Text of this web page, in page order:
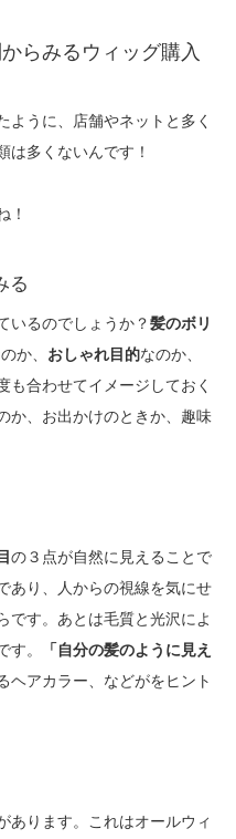
らみるウィッグ購入
ように、店舗やネットと多く
は多くないんです！
！
る
いるのでしょうか？髪のボリ
か、 おしゃれ目的なのか、
も合わせてイメージしておく
か、お出かけのときか、趣味
の３点が自然に見えることで
あり、人からの視線を気にせ
です。あとは毛質と光沢によ
す。
「自分の髪のように見え
ヘアカラー、などがをヒント
あります。これはオールウィ